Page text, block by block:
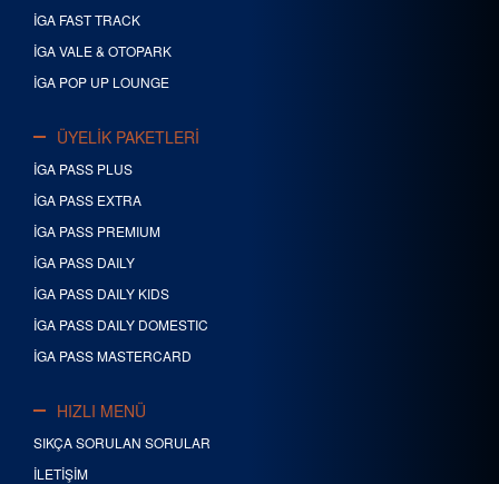
İGA FAST TRACK
İGA VALE & OTOPARK
İGA POP UP LOUNGE
ÜYELİK PAKETLERİ
İGA PASS PLUS
İGA PASS EXTRA
İGA PASS PREMIUM
İGA PASS DAILY
İGA PASS DAILY KIDS
İGA PASS DAILY DOMESTIC
İGA PASS MASTERCARD
HIZLI MENÜ
SIKÇA SORULAN SORULAR
İLETİŞİM